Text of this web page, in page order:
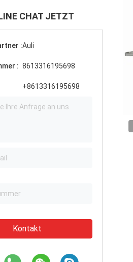
CHAT JETZT
:Auli
: 8613316195698
+8613316195698
Kontakt